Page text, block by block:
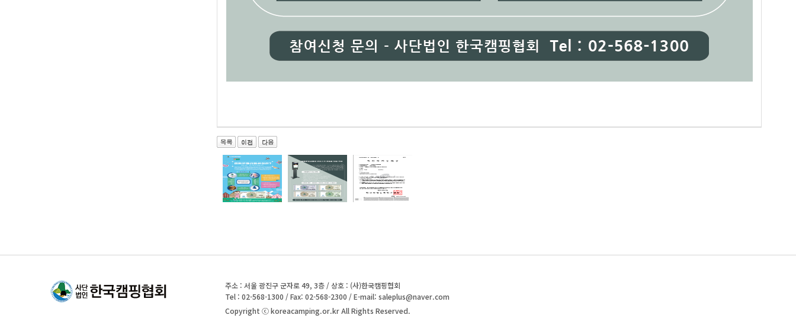
주소 : 서울 광진구 군자로 49, 3층 / 상호 : (사)한국캠핑협회
Tel : 02-568-1300 / Fax: 02-568-2300 / E-mail: saleplus@naver.com
Copyright ⓒ koreacamping.or.kr All Rights Reserved.